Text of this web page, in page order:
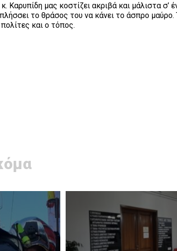
μας κοστίζει ακριβά και μάλιστα σ’
το θράσος του να κάνει το άσπρο μαύρο.
και ο τόπος.